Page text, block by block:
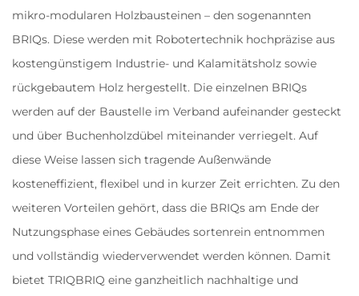
mikro-modularen Holzbausteinen – den sogenannten
BRIQs. Diese werden mit Robotertechnik hochpräzise aus
kostengünstigem Industrie- und Kalamitätsholz sowie
rückgebautem Holz hergestellt. Die einzelnen BRIQs
werden auf der Baustelle im Verband aufeinander gesteckt
und über Buchenholzdübel miteinander verriegelt. Auf
diese Weise lassen sich tragende Außenwände
kosteneffizient, flexibel und in kurzer Zeit errichten. Zu den
weiteren Vorteilen gehört, dass die BRIQs am Ende der
Nutzungsphase eines Gebäudes sortenrein entnommen
und vollständig wiederverwendet werden können. Damit
bietet TRIQBRIQ eine ganzheitlich nachhaltige und